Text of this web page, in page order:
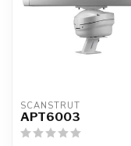
SCANSTRUT
APT6003